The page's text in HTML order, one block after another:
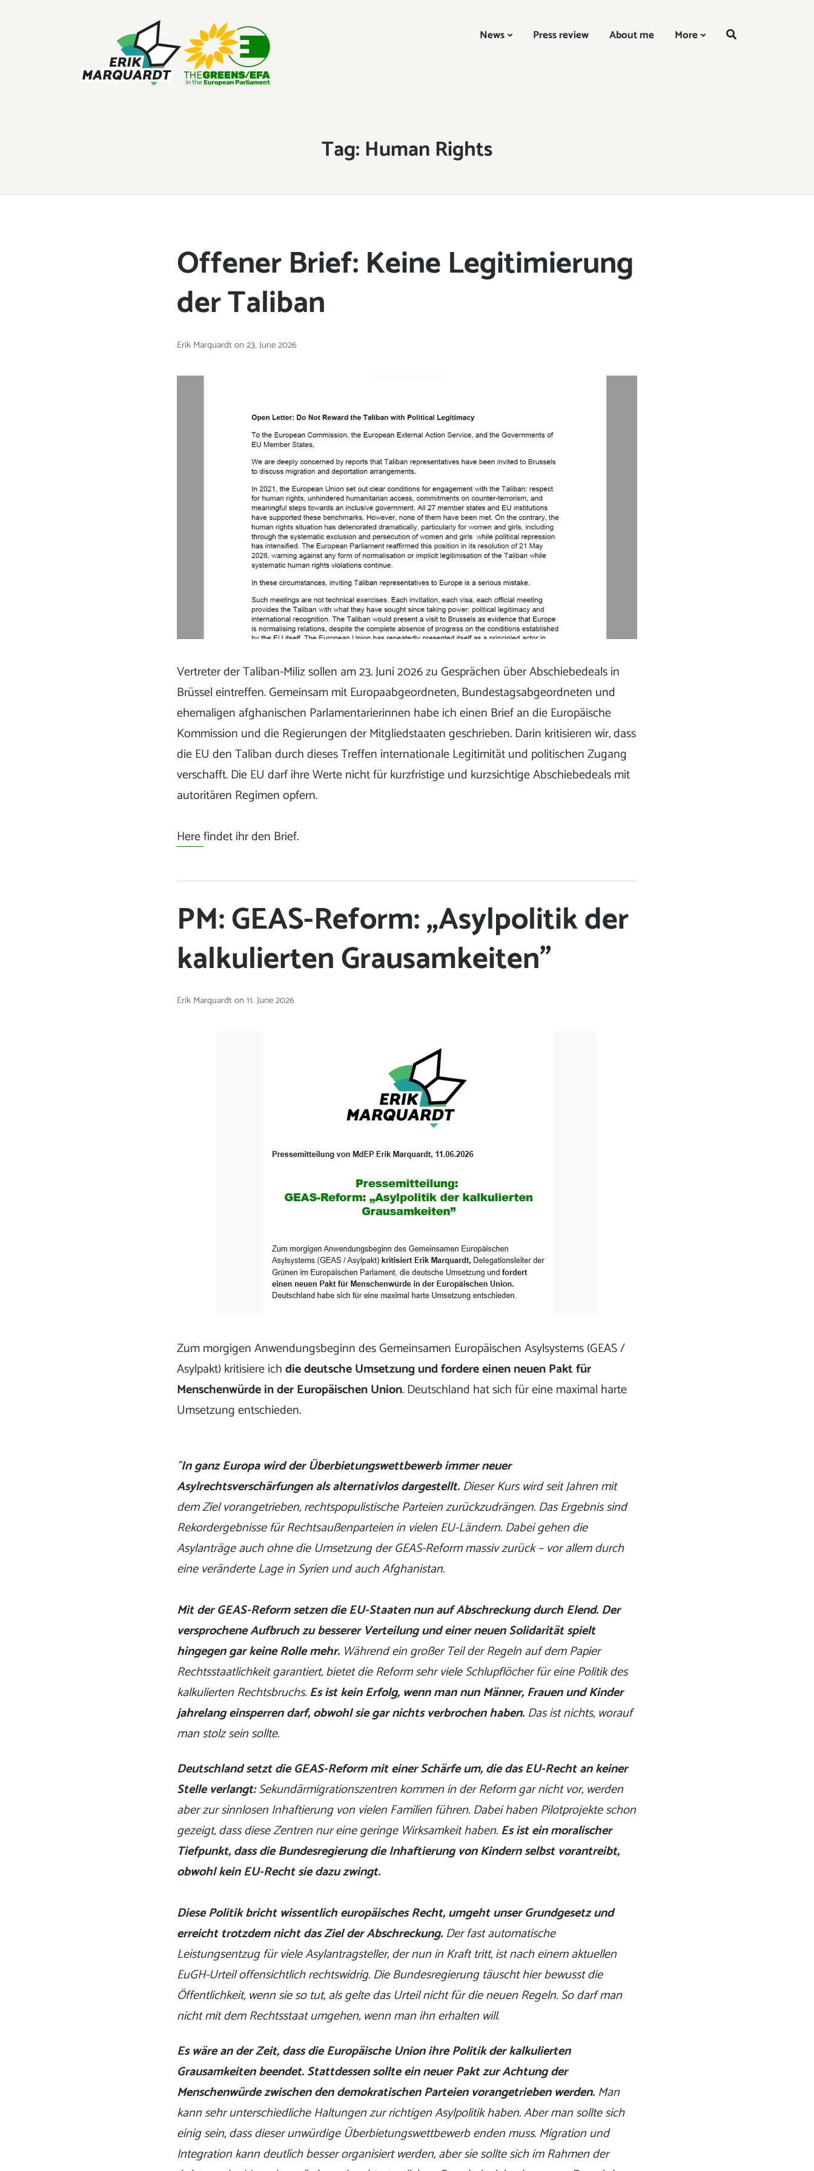
News Press review About me More
Tag: Human Rights
Offener Brief: Keine Legitimierung
der Taliban
Erik Marquardton 23. June 2026
Vertreter der Taliban-Miliz sollen am 23. Juni 2026 zu Gesprächen über Abschiebedeals in
Brüssel eintreffen. Gemeinsam mit Europaabgeordneten, Bundestagsabgeordneten und
ehemaligen afghanischen Parlamentarierinnen habe ich einen Brief an die Europäische
Kommission und die Regierungen der Mitgliedstaaten geschrieben. Darin kritisieren wir, dass
die EU den Taliban durch dieses Treffen internationale Legitimität und politischen Zugang
verschafft. Die EU darf ihre Werte nicht für kurzfristige und kurzsichtige Abschiebedeals mit
autoritären Regimen opfern.
Herefindet ihr den Brief.
PM: GEAS-Reform: „Asylpolitik der
kalkulierten Grausamkeiten”
Erik Marquardton 11. June 2026
Zum morgigen Anwendungsbeginn des Gemeinsamen Europäischen Asylsystems (GEAS /
Asylpakt) kritisiere ichdie deutsche Umsetzung und fordere einen neuen Pakt für
Menschenwürde in der Europäischen Union. Deutschland hat sich für eine maximal harte
Umsetzung entschieden.
"In ganz Europa wird der Überbietungswettbewerb immer neuer
Asylrechtsverschärfungen als alternativlos dargestellt. Dieser Kurs wird seit Jahren mit
dem Ziel vorangetrieben, rechtspopulistische Parteien zurückzudrängen. Das Ergebnis sind
Rekordergebnisse für Rechtsaußenparteien in vielen EU-Ländern. Dabei gehen die
Asylanträge auch ohne die Umsetzung der GEAS-Reform massiv zurück – vor allem durch
eine veränderte Lage in Syrien und auch Afghanistan.
Mit der GEAS-Reform setzen die EU-Staaten nun auf Abschreckung durch Elend.Der
versprochene Aufbruch zu besserer Verteilung und einer neuen Solidarität spielt
hingegen gar keine Rolle mehr. Während ein großer Teil der Regeln auf dem Papier
Rechtsstaatlichkeit garantiert, bietet die Reform sehr viele Schlupflöcher für eine Politik des
kalkulierten Rechtsbruchs.Es ist kein Erfolg, wenn man nun Männer, Frauen und Kinder
jahrelang einsperren darf, obwohl sie gar nichts verbrochen haben. Das ist nichts, worauf
man stolz sein sollte.
Deutschland setzt die GEAS-Reform mit einer Schärfe um, die das EU-Recht an keiner
Stelle verlangt:Sekundärmigrationszentren kommen in der Reform gar nicht vor, werden
aber zur sinnlosen Inhaftierung von vielen Familien führen. Dabei haben Pilotprojekte schon
gezeigt, dass diese Zentren nur eine geringe Wirksamkeit haben.Es ist ein moralischer
Tiefpunkt, dass die Bundesregierung die Inhaftierung von Kindern selbst vorantreibt,
obwohl kein EU-Recht sie dazu zwingt.
Diese Politik bricht wissentlich europäisches Recht, umgeht unser Grundgesetz und
erreicht trotzdem nicht das Ziel der Abschreckung. Der fast automatische
Leistungsentzug für viele Asylantragsteller, der nun in Kraft tritt, ist nach einem aktuellen
EuGH-Urteil offensichtlich rechtswidrig. Die Bundesregierung täuscht hier bewusst die
Öffentlichkeit, wenn sie so tut, als gelte das Urteil nicht für die neuen Regeln. So darf man
nicht mit dem Rechtsstaat umgehen, wenn man ihn erhalten will.
Es wäre an der Zeit, dass die Europäische Union ihre Politik der kalkulierten
Grausamkeiten beendet. Stattdessen sollte ein neuer Pakt zur Achtung der
Menschenwürde zwischen den demokratischen Parteien vorangetrieben werden. Man
kann sehr unterschiedliche Haltungen zur richtigen Asylpolitik haben. Aber man sollte sich
einig sein, dass dieser unwürdige Überbietungswettbewerb enden muss. Migration und
Integration kann deutlich besser organisiert werden, aber sie sollte sich im Rahmen der